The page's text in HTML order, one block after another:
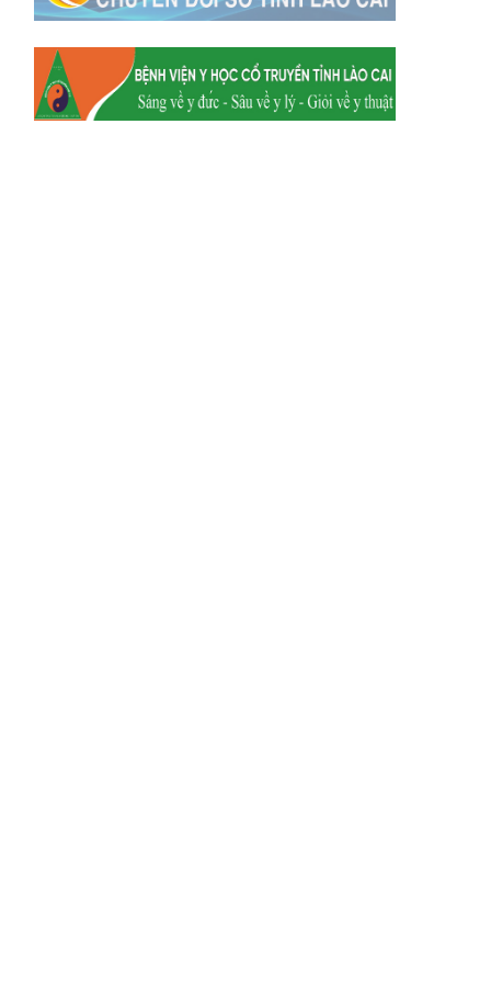
Xã Trịnh Tường
Xã Nậm Chày
Xã Bản Xèo
Xã Bát Xát